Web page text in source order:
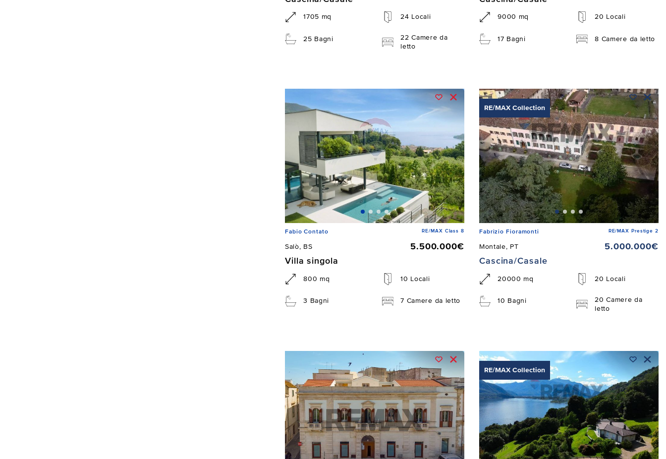
1705 mq 24 Locali
25 Bagni
22 Camere da
letto
9000 mq 20 Locali
17 Bagni 8 Camere da letto
Fabio Contato RE/MAX Class 8
Salò, BS
5.500.000€
Villa singola
800 mq 10 Locali
3 Bagni 7 Camere da letto
RE/MAX Collection
Fabrizio Fioramonti RE/MAX Prestige 2
Montale, PT
5.000.000€
Cascina/Casale
20000 mq 20 Locali
10 Bagni
20 Camere da
letto
RE/MAX Collection